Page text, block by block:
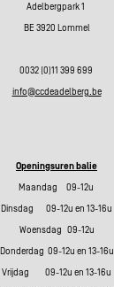
Adelbergpark 1
BE 3920 Lommel
0032 (0)11 399 699
info@ccdeadelberg.be
Openingsuren balie
Maandag 09-12u
Dinsdag 09-12u en 13-16u
Woensdag 09-12u
Donderdag 09-12u en 13-16u
Vrijdag 09-12u en 13-16u